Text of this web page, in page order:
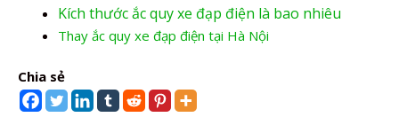
Kích thước ắc quy xe đạp điện là bao nhiêu
Thay ắc quy xe đạp điện tại Hà Nội
Chia sẻ